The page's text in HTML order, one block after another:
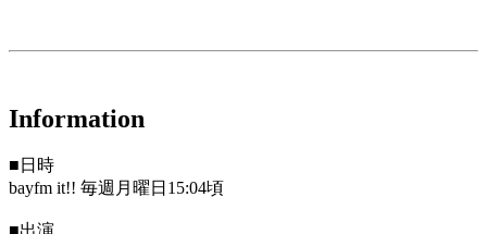
Information
■日時
bayfm it!! 毎週月曜日15:04頃